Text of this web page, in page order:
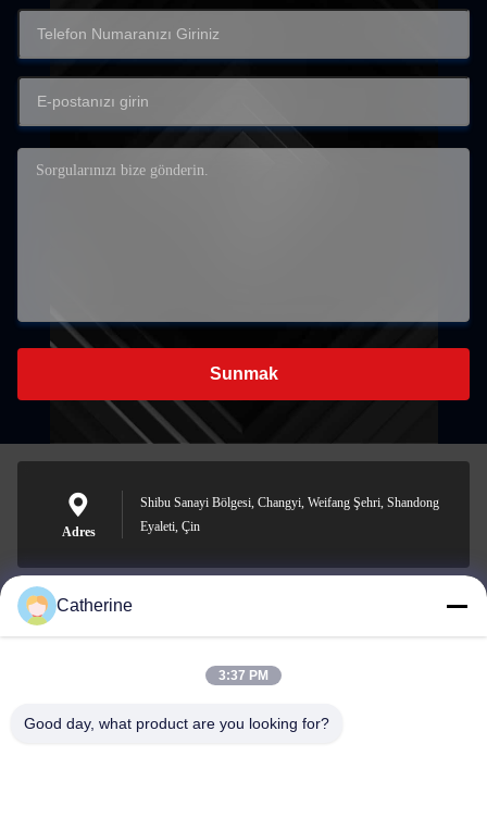
Sunmak
Adres
Shibu Sanayi Bölgesi, Changyi, Weifang Şehri, Shandong
Eyaleti, Çin
padraic@huayumachine.cn
Catherine
3:37 PM
Good day, what product are you looking for?